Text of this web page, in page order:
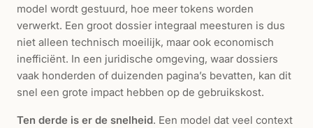
model wordt gestuurd, hoe meer tokens worden
verwerkt. Een groot dossier integraal meesturen is dus
niet alleen technisch moeilijk, maar ook economisch
inefficiënt. In een juridische omgeving, waar dossiers
vaak honderden of duizenden pagina’s bevatten, kan dit
snel een grote impact hebben op de gebruikskost.
Ten derde is er de snelheid. Een model dat veel context